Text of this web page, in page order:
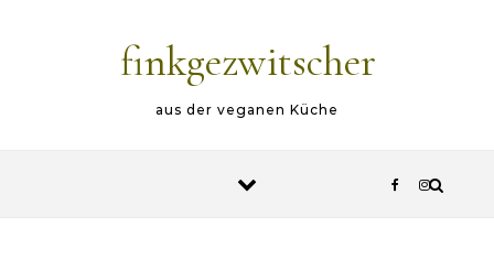
finkgezwitscher
aus der veganen Küche